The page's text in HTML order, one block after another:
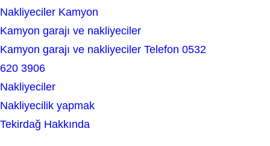
Nakliyeciler Kamyon
Kamyon garajı ve nakliyeciler
Kamyon garajı ve nakliyeciler Telefon 0532
620 3906
Nakliyeciler
Nakliyecilik yapmak
Tekirdağ Hakkında